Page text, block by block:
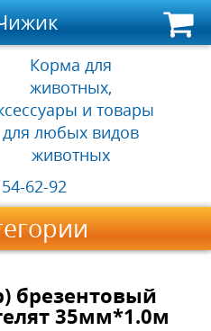
Корма для
животных,
и товары
для любых видов
животных
62-92
брезентовый
35мм*1.0м